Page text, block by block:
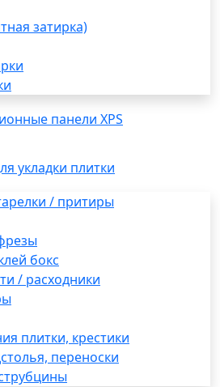
затирка)
панели XPS
укладки плитки
/ притиры
бокс
/ расходники
плитки, крестики
переноски